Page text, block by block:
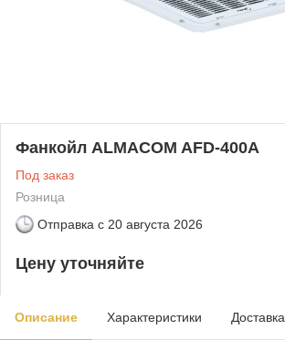
Фанкойл ALMACOM AFD-400A
Под заказ
Розница
Отправка с 20 августа 2026
Цену уточняйте
Описание Характеристики Доставка